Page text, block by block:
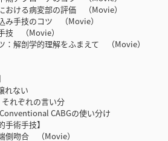
おける病変部の評価 （Movie）
み手技のコツ （Movie）
技 （Movie）
：解剖学的理解をふまえて （Movie）
れない
れぞれの言い分
CABGの使い分け
手術手技】
側吻合 （Movie）